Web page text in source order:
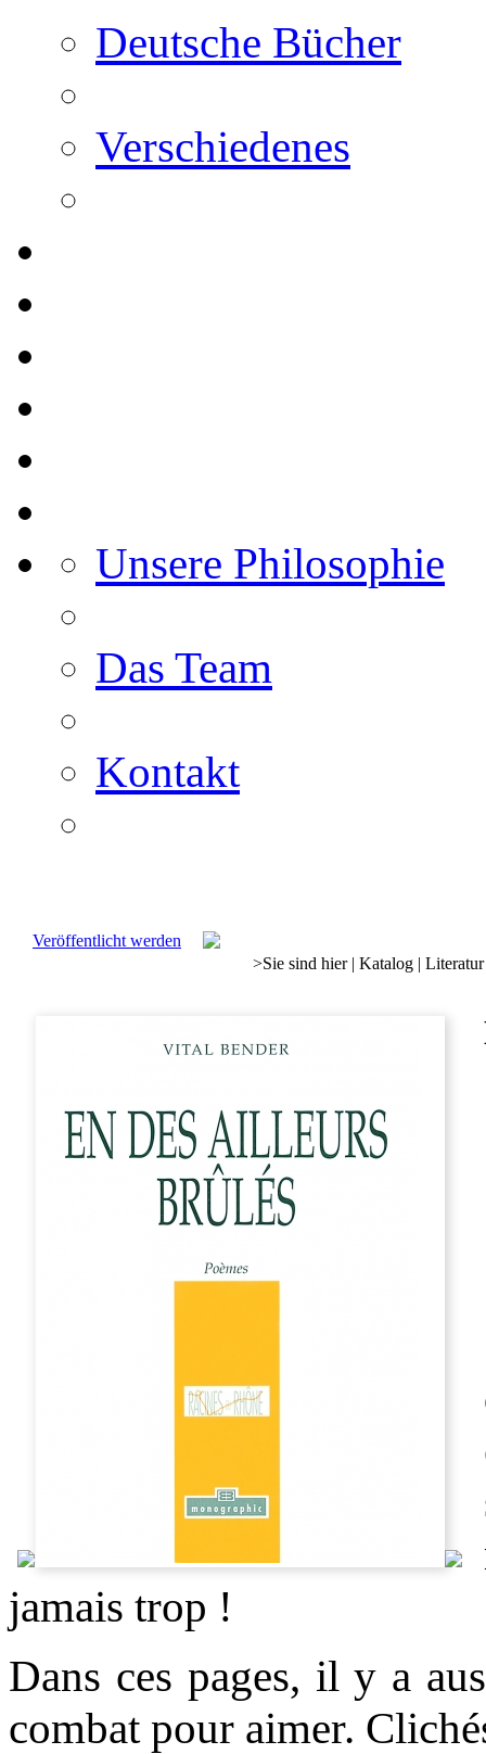
Deutsche Bücher
Verschiedenes
Unsere Philosophie
Das Team
Kontakt
Veröffentlicht werden
>Sie sind hier| Katalog | Literatur
jamais trop !
Dans ces pages, il y a
combat pour aimer.